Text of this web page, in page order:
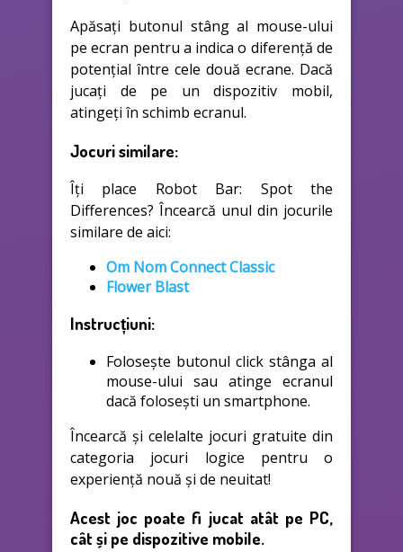
Apăsați butonul stâng al mouse-ului
pe ecran pentru a indica o diferență de
potențial între cele două ecrane. Dacă
jucați de pe un dispozitiv mobil,
atingeți în schimb ecranul.
Jocuri similare:
Îți place Robot Bar: Spot the
Differences? Încearcă unul din jocurile
similare de aici:
Om Nom Connect Classic
Flower Blast
Instrucțiuni:
Folosește butonul click stânga al
mouse-ului sau atinge ecranul
dacă folosești un smartphone.
Încearcă și celelalte jocuri gratuite din
categoria jocuri logice pentru o
experiență nouă și de neuitat!
Acest joc poate fi jucat atât pe PC,
cât și pe dispozitive mobile.